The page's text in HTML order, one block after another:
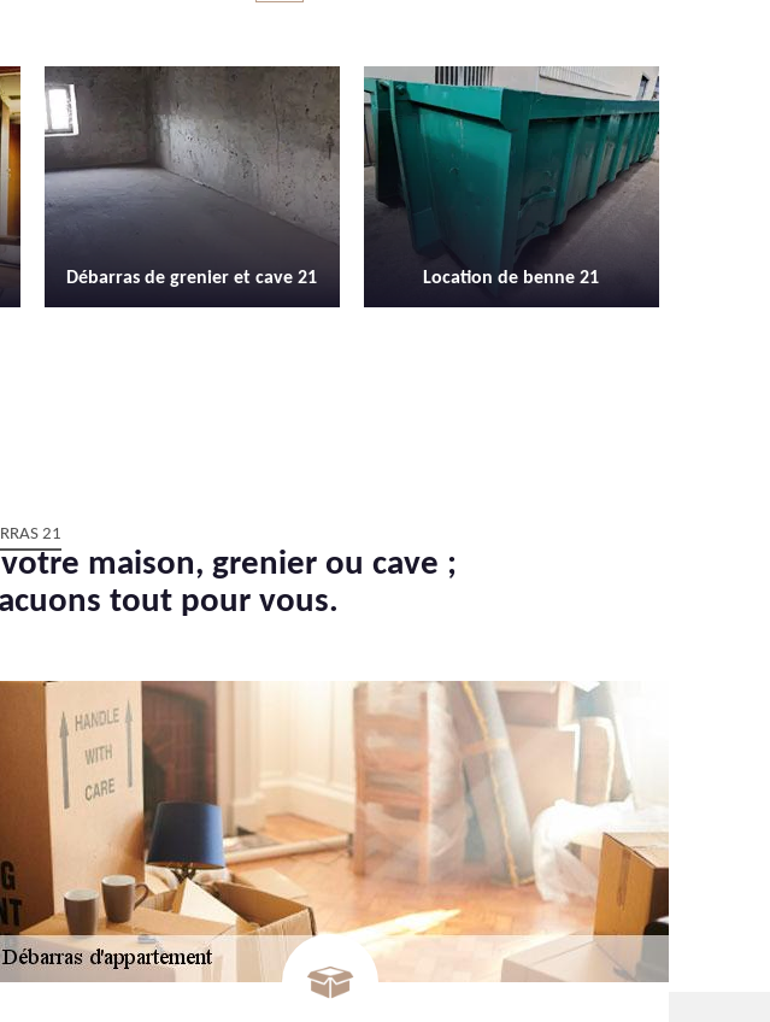
Location de benne 21
Vidage et débarras entreprise et
locaux industriel 21
21
maison, grenier ou cave ;
tout pour vous.